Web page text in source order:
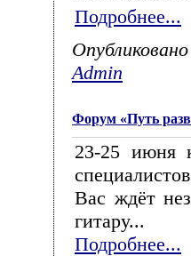
Подробнее...
Admin
Форум «Путь
23-25 июня
Вас ждёт
гитару...
Подробнее...